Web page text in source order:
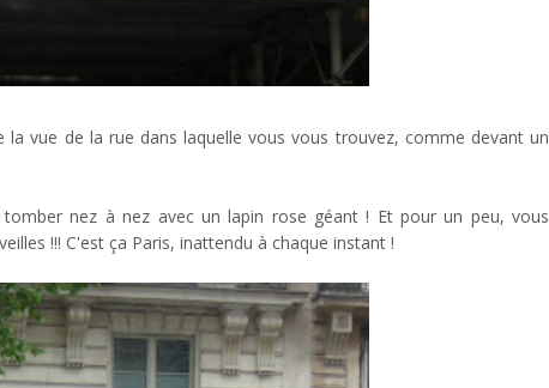
vue de la rue dans laquelle vous vous trouvez, comme devant un
nez à nez avec un lapin rose géant ! Et pour un peu, vous
!!! C'est ça Paris, inattendu à chaque instant !